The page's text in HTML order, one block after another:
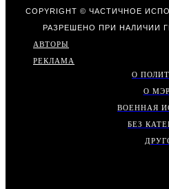
COPYRIGHT © ЧАСТИЧНОЕ
РАЗРЕШЕНО ПРИ НАЛИЧИИ
АВТОРЫ
РЕКЛАМА
О
О
ВОЕННАЯ
БЕЗ